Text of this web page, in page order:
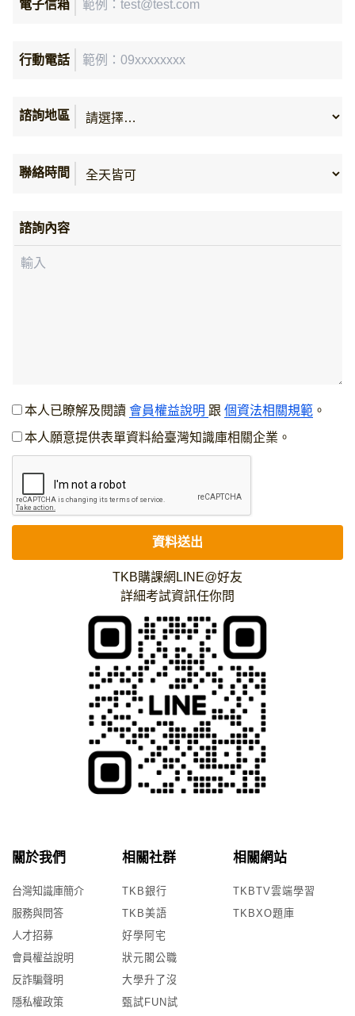
完美包裝自己的優勢及經歷
從第一堂課開始，就對老師的細心跟耐
心感到印象深刻，因為這樣的教學態
推甄上榜 台灣大學 生命科學系_高 O
TKB甄戰是我研究所甄試路上最堅強
最讓我驚艷的是老師的經歷，在我研究
實驗的數據中，竟然可以和我一起探討
問題所在，讓我順利修正錯誤及延伸出
更多問題。甄戰是我認為在甄試這條路
上最能協助學生的補習班，他能快速幫
你找到問題並提供良好的建議，讓研究
所不再是夢想。
推甄上榜 成功大學 環境醫學研究所乙
電子信箱
行動電話
諮詢地區
聯絡時間
諮詢內容
本人已瞭解及閱讀 會員權益說明 跟 個資法相關規範 。
本人願意提供表單資料給臺灣知識庫相關企業。
資料送出
TKB購課網LINE@好友
詳細考試資訊任你問
關於我們
台灣知識庫簡介
服務與問答
人才招募
會員權益說明
反詐騙聲明
隱私權政策
相關社群
TKB銀行
TKB美語
好學阿宅
狀元閣公職
大學升了沒
甄試FUN試
相關網站
TKBTV雲端學習
TKBXO題庫